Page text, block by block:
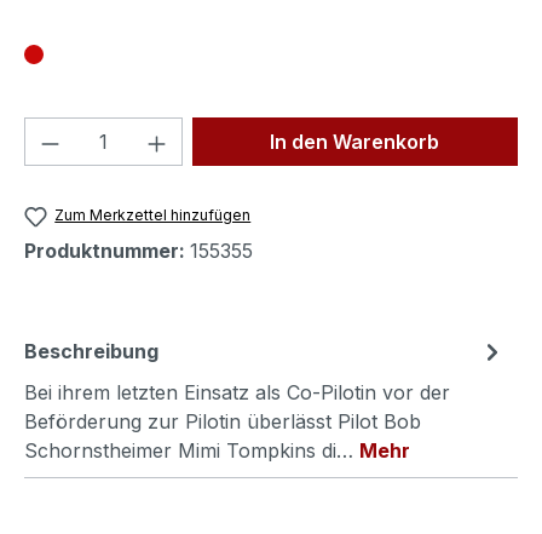
Produkt Anzahl: Gib denIn den Warenkorb
Zum Merkzettel hinzufügen
Produktnummer: 155355
Beschreibung
Bei ihrem letzten Einsatz als Co-Pilotin vor der
Beförderung zur Pilotin überlässt Pilot Bob
Schornstheimer Mimi Tompkins di… Mehr